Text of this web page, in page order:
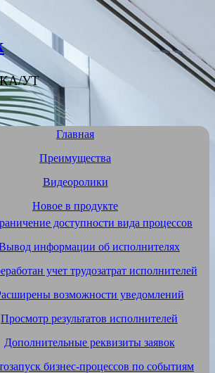
УТ
Главная
Преимущества
Видеоролики
Новое в продукте
доступности вида процессов
информации об исполнителях
учет трудозатрат исполнителей
возможности уведомлений
Просмотр результатов исполнителей
Дополнительные реквизиты заявок
бизнес-процессов по событиям